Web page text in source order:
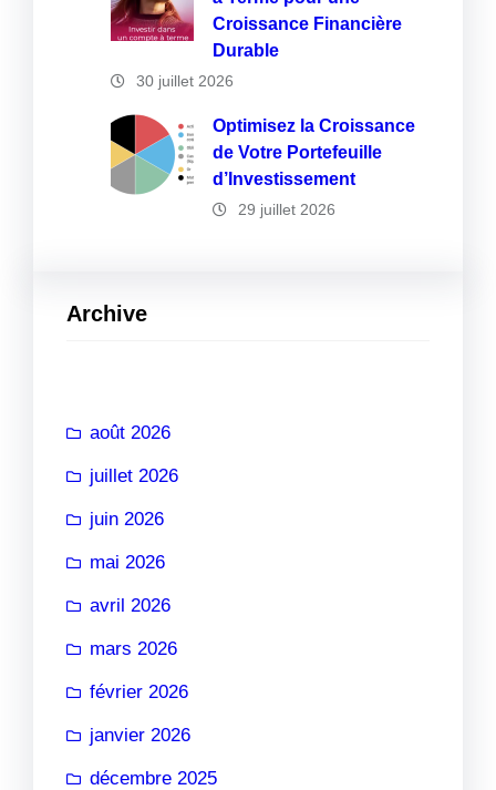
Croissance Financière
Durable
30 juillet 2026
Optimisez la Croissance
de Votre Portefeuille
d’Investissement
29 juillet 2026
Archive
août 2026
juillet 2026
juin 2026
mai 2026
avril 2026
mars 2026
février 2026
janvier 2026
décembre 2025